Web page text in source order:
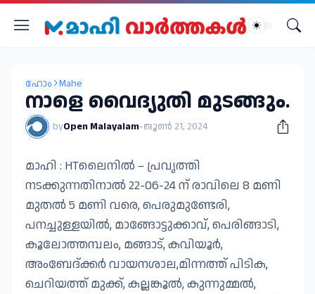
ഹോം Mahe
നാളെ വൈദ്യുതി മുടങ്ങും.
byOpen Malayalam-ജൂൺ 21, 2024
മാഹി : HTലൈനിൽ – പ്രവൃത്തി
നടക്കുന്നതിനാൽ 22-06-24 ന് രാവിലെ 8 മണി
മുതൽ 5 മണി വരെ, പെരുമുണ്ടേരി,
പനച്ചുള്ളയിൽ, മാങ്ങോട്ടുക്കാവ്, പെരിങ്ങാടി,
കൂലോത്തമ്പലം, മങ്ങാട്, കവിയൂർ,
അംബേദ്ക്കർ വായനശാല,മിന്നത്ത് പിടിക,
ചെറിയത്ത് മുക്ക്, കല്ലങ്കൂൽ, കുന്നുമ്മൽ,